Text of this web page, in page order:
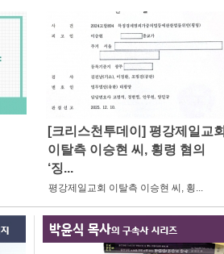
[크리스천투데이] 평강제일교회
이탈측 이승현 씨, 횡령 혐의
‘징...
평강제일교회 이탈측 이승현 씨, 횡...